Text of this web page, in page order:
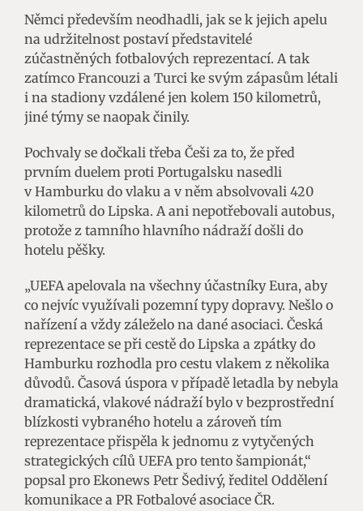
Němci především neodhadli, jak se k jejich apelu
na udržitelnost postaví představitelé
zúčastněných fotbalových reprezentací. A tak
zatímco Francouzi a Turci ke svým zápasům létali
i na stadiony vzdálené jen kolem 150 kilometrů,
jiné týmy se naopak činily.
Pochvaly se dočkali třeba Češi za to, že před
prvním duelem proti Portugalsku nasedli
v Hamburku do vlaku a v něm absolvovali 420
kilometrů do Lipska. A ani nepotřebovali autobus,
protože z tamního hlavního nádraží došli do
hotelu pěšky.
„UEFA apelovala na všechny účastníky Eura, aby
co nejvíc využívali pozemní typy dopravy. Nešlo o
nařízení a vždy záleželo na dané asociaci. Česká
reprezentace se při cestě do Lipska a zpátky do
Hamburku rozhodla pro cestu vlakem z několika
důvodů. Časová úspora v případě letadla by nebyla
dramatická, vlakové nádraží bylo v bezprostřední
blízkosti vybraného hotelu a zároveň tím
reprezentace přispěla k jednomu z vytyčených
strategických cílů UEFA pro tento šampionát,“
popsal pro Ekonews Petr Šedivý, ředitel Oddělení
komunikace a PR Fotbalové asociace ČR.